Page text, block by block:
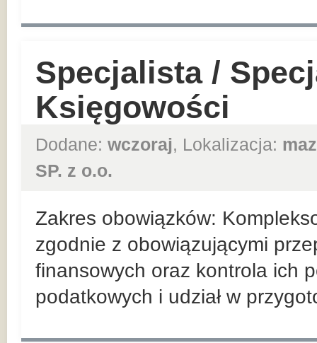
Specjalista /
Księgowości
Dodane: wczoraj, Lokalizacja:
SP. z o.o.
Zakres obowiązków:
zgodnie z obowiązującymi
finansowych oraz kontrola ich
podatkowych i udział w